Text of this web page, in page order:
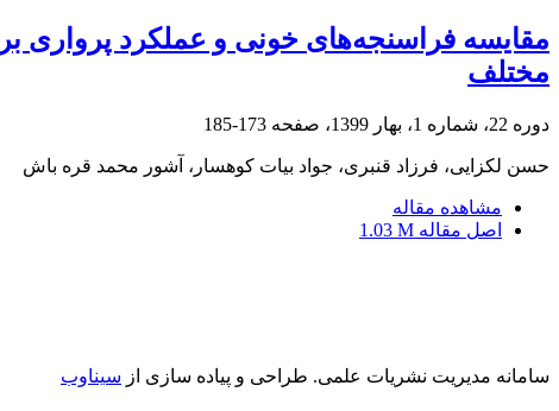
مقایسه فراسنجه‌های خونی و عملکرد پرواری
مختلف
دوره 22، شماره 1، بهار 1399، صفحه 173-185
حسن لکزایی، فرزاد قنبری، جواد بیات کوهسار، آشور محمد قره باش
مشاهده مقاله
اصل مقاله 1.03 M
سامانه مدیریت نشریات علمی. طراحی و پیاده سازی از سیناوب